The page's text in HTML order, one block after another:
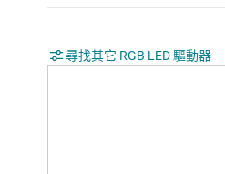
尋找其它 RGB LED 驅動器